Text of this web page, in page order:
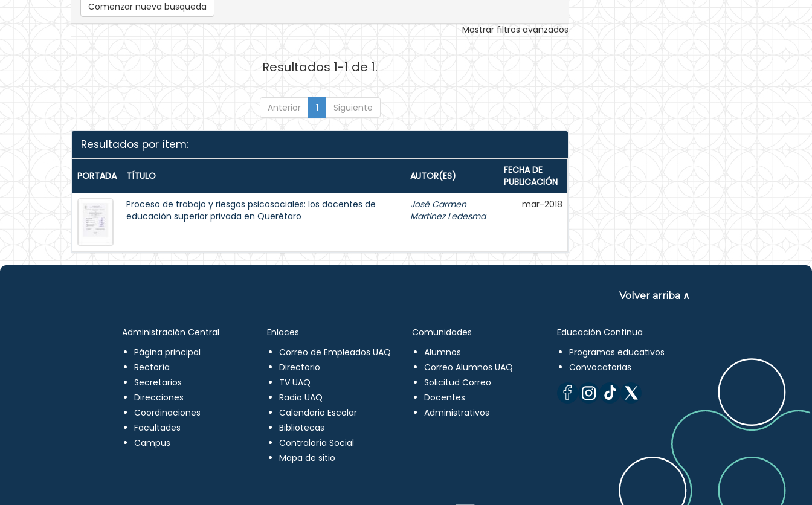
Comenzar nueva busqueda
Mostrar filtros avanzados
Resultados 1-1 de 1.
Anterior 1 Siguiente
Resultados por ítem:
PORTADA TÍTULO AUTOR(ES)
FECHA DE
PUBLICACIÓN
Proceso de trabajo y riesgos psicosociales: los docentes de
educación superior privada en Querétaro
José Carmen
Martinez Ledesma
mar-2018
Volver arriba ∧
Administración Central
Página principal
Rectoría
Secretarios
Direcciones
Coordinaciones
Facultades
Campus
Enlaces
Correo de Empleados UAQ
Directorio
TV UAQ
Radio UAQ
Calendario Escolar
Bibliotecas
Contraloría Social
Mapa de sitio
Comunidades
Alumnos
Correo Alumnos UAQ
Solicitud Correo
Docentes
Administrativos
Educación Continua
Programas educativos
Convocatorias